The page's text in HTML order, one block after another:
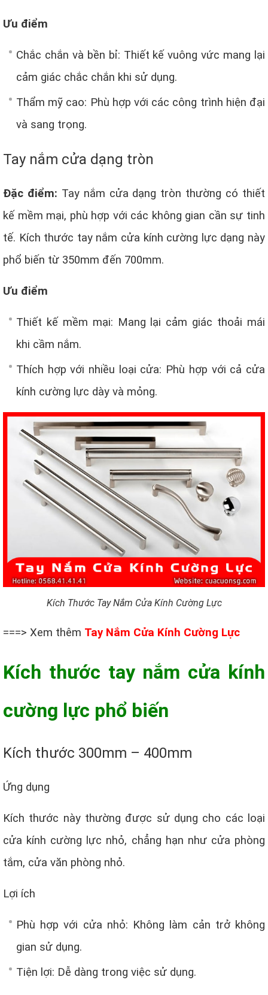
Ưu điểm
Chắc chắn và bền bỉ: Thiết kế vuông vức mang lại
cảm giác chắc chắn khi sử dụng.
Thẩm mỹ cao: Phù hợp với các công trình hiện đại
và sang trọng.
Tay nắm cửa dạng tròn
Đặc điểm: Tay nắm cửa dạng tròn thường có thiết
kế mềm mại, phù hợp với các không gian cần sự tinh
tế. Kích thước tay nắm cửa kính cường lực dạng này
phổ biến từ 350mm đến 700mm.
Ưu điểm
Thiết kế mềm mại: Mang lại cảm giác thoải mái
khi cầm nắm.
Thích hợp với nhiều loại cửa: Phù hợp với cả cửa
kính cường lực dày và mỏng.
Kích Thước Tay Nắm Cửa Kính Cường Lực
===> Xem thêm Tay Nắm Cửa Kính Cường Lực
Kích thước tay nắm cửa kính
cường lực phổ biến
Kích thước 300mm – 400mm
Ứng dụng
Kích thước này thường được sử dụng cho các loại
cửa kính cường lực nhỏ, chẳng hạn như cửa phòng
tắm, cửa văn phòng nhỏ.
Lợi ích
Phù hợp với cửa nhỏ: Không làm cản trở không
gian sử dụng.
Tiện lợi: Dễ dàng trong việc sử dụng.